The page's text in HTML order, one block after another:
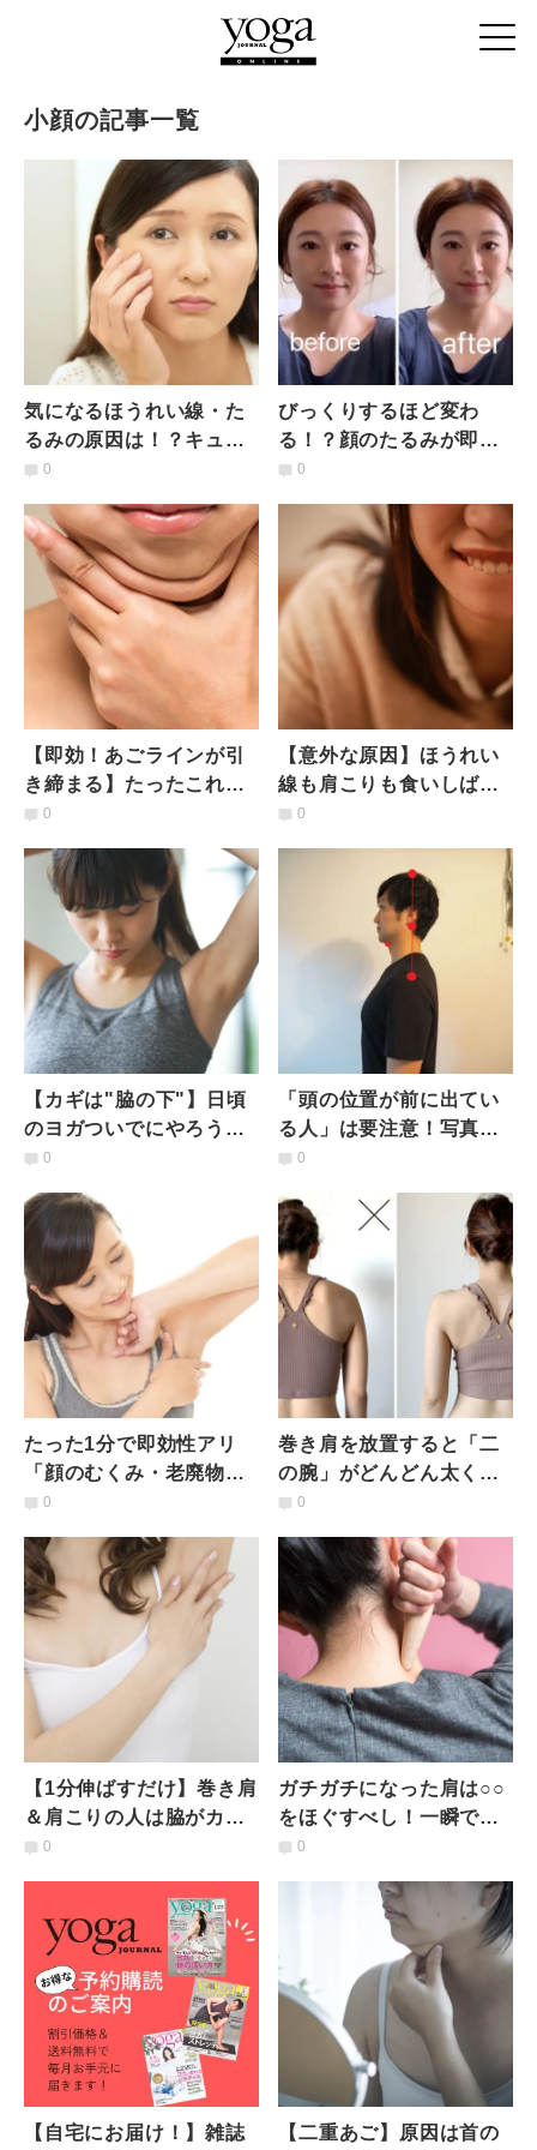
小顔の記事一覧
気になるほうれい線・た
るみの原因は！？キュッ
と上向き小顔になる「セ
ッチ」
0
びっくりするほど変わ
る！？顔のたるみが即効
すっきり「小顔セルフマ
0
【即効！あごラインが引
き締まる】たったこれだ
け？ 伸ばす動きで二重あ
し」
0
【意外な原因】ほうれい
線も肩こりも食いしばり
が原因？2つの筋肉をほぐ
0
【カギは"脇の下"】日頃
のヨガついでにやろう！
簡単にできる肩こりと顔
0
「頭の位置が前に出てい
る人」は要注意！写真映
りもよくなる【頭を正し
0
たった1分で即効性アリ
「顔のむくみ・老廃物」
をごっそり排出【脇リン
0
巻き肩を放置すると「二
の腕」がどんどん太くな
る？【じんわ～り効く！
ッチ】
0
【1分伸ばすだけ】巻き肩
＆肩こりの人は脇がカチ
コチ？肩が劇的に軽くな
0
ガチガチになった肩は○○
をほぐすべし！一瞬で肩
が軽くなるセルフマッサ
0
【自宅にお届け！】雑誌 【二重あご】原因は首の